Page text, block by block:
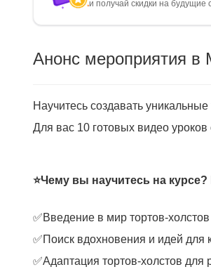
и получай скидки на будущие
Анонс мероприятия в
Научитесь создавать
Для вас 10 готовых видео
⭐Чему вы научитесь на
✅Введение в мир тортов-
✅Поиск вдохновения и идей для
✅Адаптация тортов-холстов для